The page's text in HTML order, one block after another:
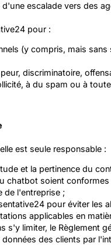
escalade vers des
pour :
(y compris, mais
discriminatoire,
à du spam ou à
est seule responsable :
et la pertinence du
chatbot soient
de l'entreprise ;
pour éviter les
applicables en
s'y limiter, le Règlement
des clients par